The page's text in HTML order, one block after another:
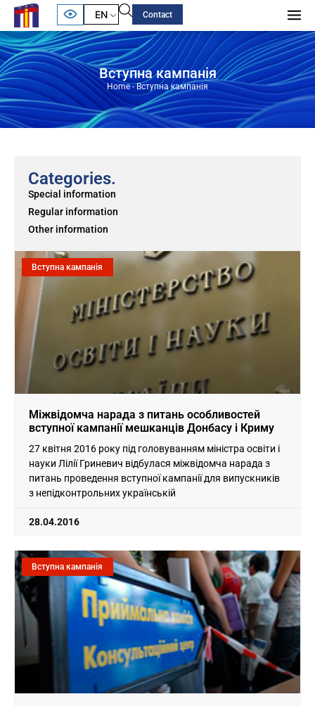
EN Contact
Вступна кампанія
Home-Вступна кампанія
Categories.
Special information
Regular information
Other information
Вступна кампанія
Міжвідомча нарада з питань особливостей
вступної кампанії мешканців Донбасу і Криму
27 квітня 2016 року під головуванням міністра освіти і
науки Лілії Гриневич відбулася міжвідомча нарада з
питань проведення вступної кампанії для випускників
з непідконтрольних українській
28.04.2016
Вступна кампанія